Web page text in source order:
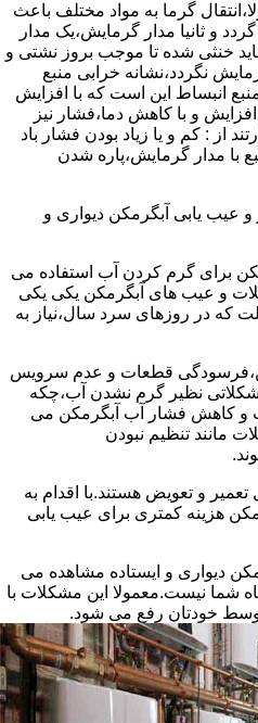
گرما به مواد مختلف باعث
و ثانیا مدار گرمایش،یک مدار
خنثی شده تا موجب بروز نشتی و
نگردد،نشانه خرابی منبع
انبساط این است که با افزایش
و با کاهش دما،فشار نیز
از : کم و یا زیاد بودن فشار باد
با مدار گرمایش،پاره شدن
عیب یابی آبگرمکن دیواری و
برای گرم کردن آب استفاده می
و عیب های آبگرمکن یکی یکی
که در روزهای سرد سال،نیاز به
قطعات و عدم سرویس
نظیر گرم نشدن آب،چکه
و کاهش فشار آب آبگرمکن می
مانند تنظیم نبودن
و تعویض هستند.با اقدام به
هزینه کمتری برای عیب یابی
دیواری و ایستاده مشاهده می
شما نیست.معمولا این مشکلات با
خودتان رفع می شود.